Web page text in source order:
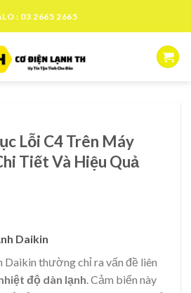
: 03 2665 2665
Lỗi C4 Trên Máy
Tiết Và Hiệu Quả
Daikin
Daikin thường chỉ ra vấn đề liên
độ dàn lạnh . Cảm biến này